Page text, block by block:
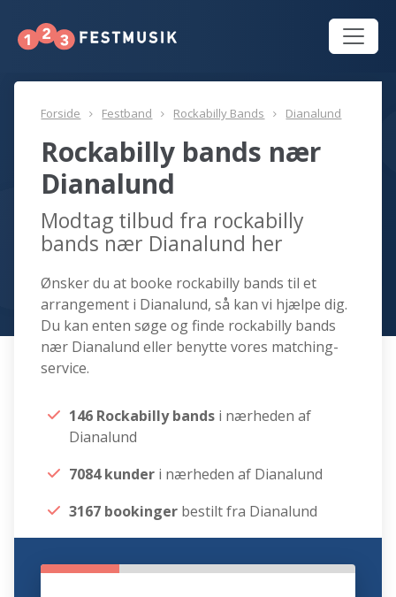
Forside Festband Rockabilly Bands Dianalund
Rockabilly bands nær
Dianalund
Modtag tilbud fra rockabilly
bands nær Dianalund her
Ønsker du at booke rockabilly bands til et
arrangement i Dianalund, så kan vi hjælpe dig.
Du kan enten søge og finde rockabilly bands
nær Dianalund eller benytte vores matching-
service.
146 Rockabilly bands i nærheden af
Dianalund
7084 kunder i nærheden af Dianalund
3167 bookinger bestilt fra Dianalund